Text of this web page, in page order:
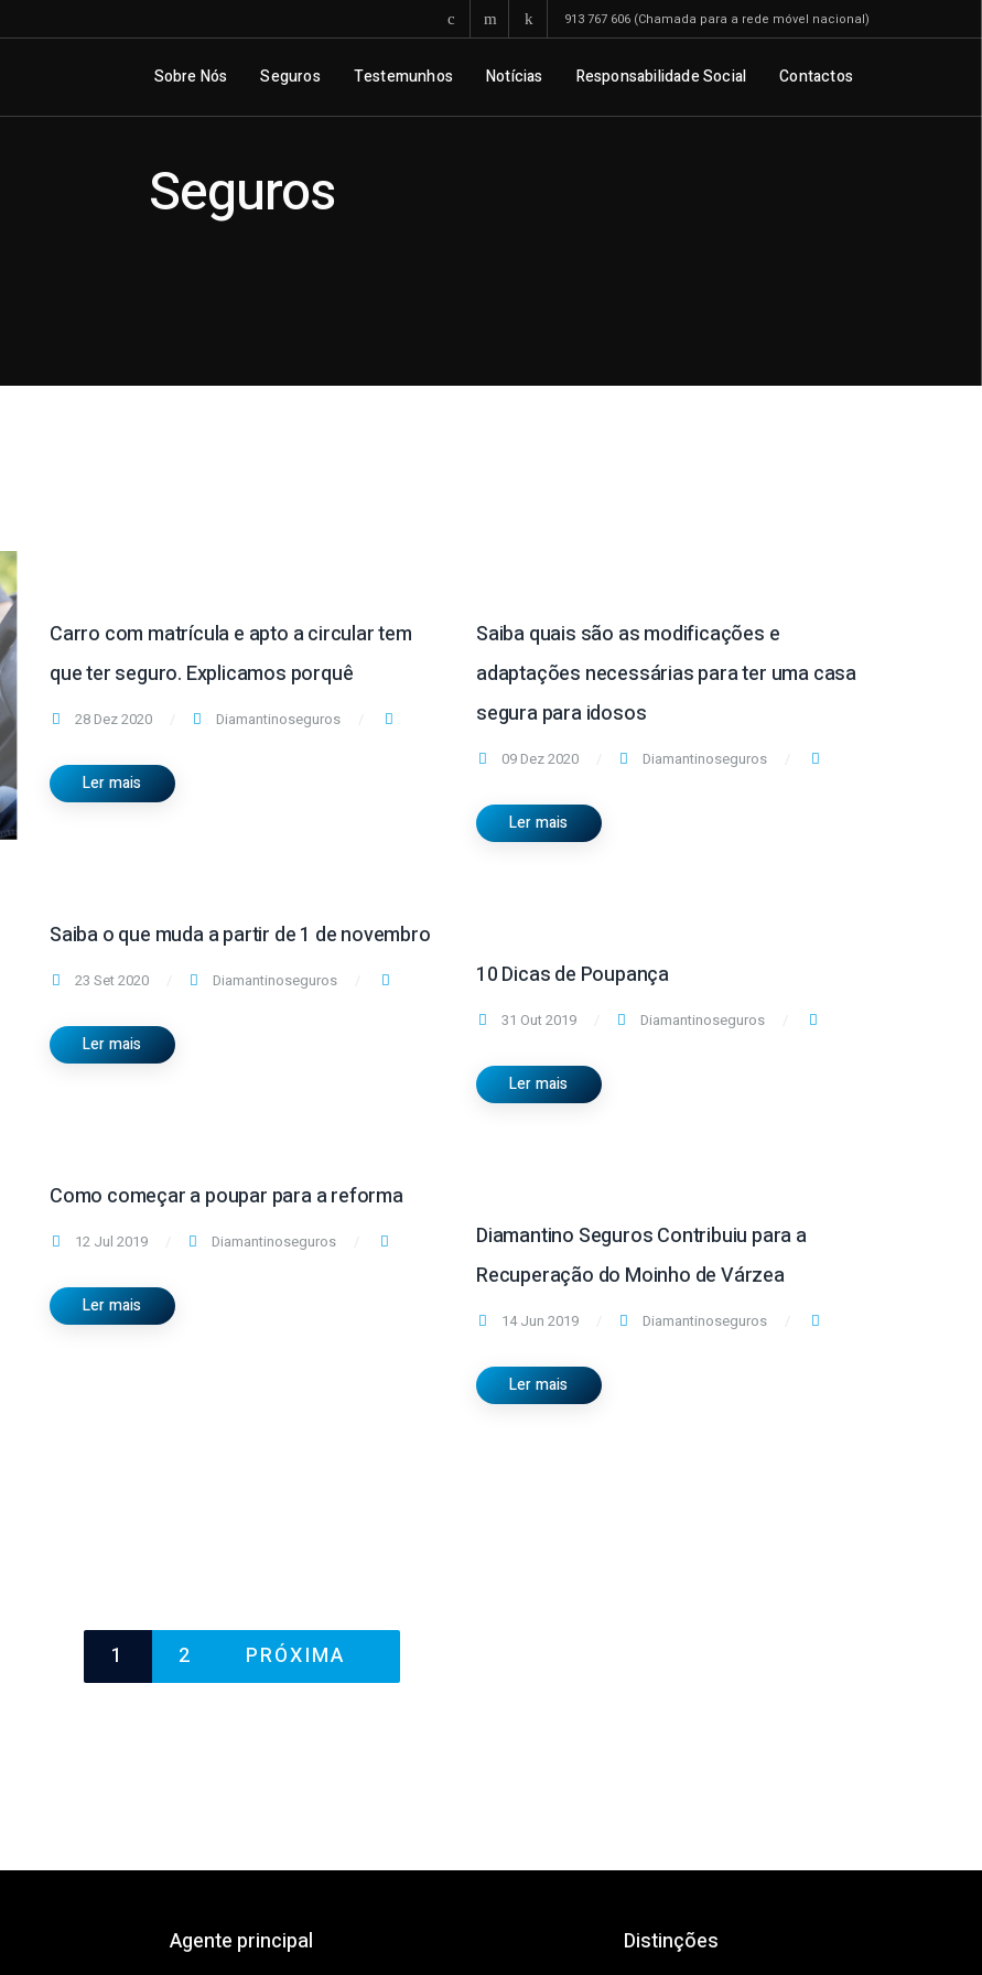
913 767 606 (Chamada para a rede móvel nacional)
Sobre Nós Seguros Testemunhos Notícias Responsabilidade Social Contactos
Seguros
Carro com matrícula e apto a circular tem
que ter seguro. Explicamos porquê
28 Dez 2020 Diamantinoseguros
Ler mais
Saiba quais são as modificações e
adaptações necessárias para ter uma casa
segura para idosos
09 Dez 2020 Diamantinoseguros
Ler mais
Saiba o que muda a partir de 1 de novembro
23 Set 2020 Diamantinoseguros
Ler mais
10 Dicas de Poupança
31 Out 2019 Diamantinoseguros
Ler mais
Como começar a poupar para a reforma
12 Jul 2019 Diamantinoseguros
Ler mais
Diamantino Seguros Contribuiu para a
Recuperação do Moinho de Várzea
14 Jun 2019 Diamantinoseguros
Ler mais
1 2 PRÓXIMA
Agente principal Distinções